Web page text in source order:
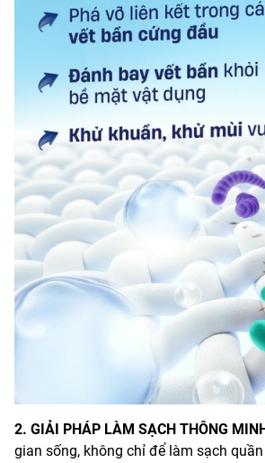
2. GIẢI PHÁP LÀM SẠCH THÔNG
gian sống, không chỉ để làm sạch